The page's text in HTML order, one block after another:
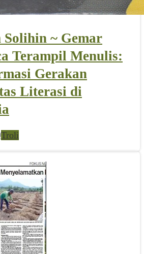
~ Gemar
Terampil Menulis:
Gerakan
Literasi di
Troli